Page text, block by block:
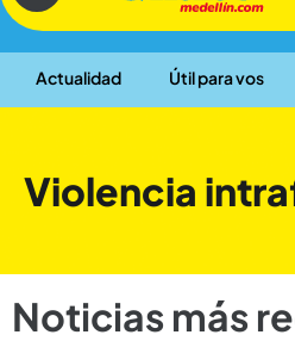
Actualidad Útil para vos
Violencia
Noticias más